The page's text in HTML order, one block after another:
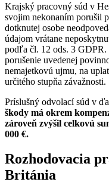
Krajský pracovný súd v
svojim nekonaním porušil
dotknutej osobe
údajom vrátane
podľa čl. 12 ods. 3 GDPR.
porušenie uvedenej
nemajetkovú ujmu, na
určitého stupňa závažnosti.
Príslušný odvolací súd v
škody má okrem
zároveň zvýšil celkovú
000 €.
Rozhodovacia
Británia